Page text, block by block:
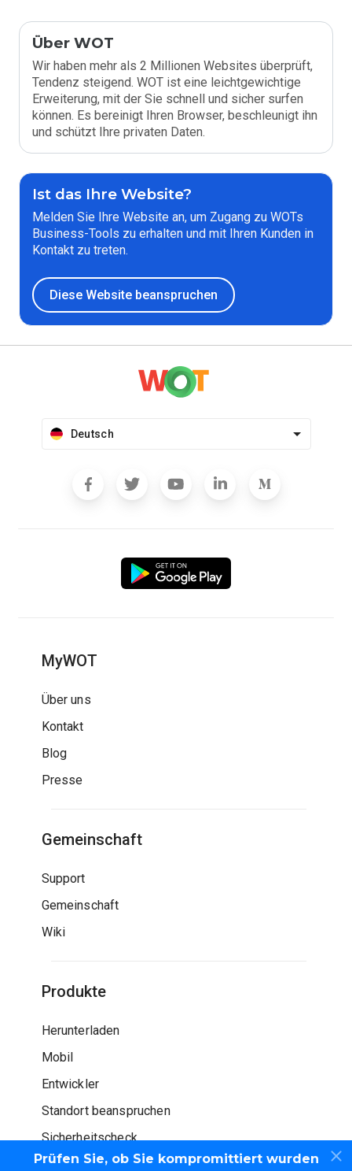
Prüfen Sie, ob Sie kompromittiert wurden
Über WOT
Wir haben mehr als 2 Millionen Websites überprüft,
Tendenz steigend. WOT ist eine leichtgewichtige
Erweiterung, mit der Sie schnell und sicher surfen
können. Es bereinigt Ihren Browser, beschleunigt ihn
und schützt Ihre privaten Daten.
Ist das Ihre Website?
Melden Sie Ihre Website an, um Zugang zu WOTs
Business-Tools zu erhalten und mit Ihren Kunden in
Kontakt zu treten.
Diese Website beanspruchen
Deutsch
MyWOT
Über uns
Kontakt
Blog
Presse
Gemeinschaft
Support
Gemeinschaft
Wiki
Produkte
Herunterladen
Mobil
Entwickler
Standort beanspruchen
Sicherheitscheck